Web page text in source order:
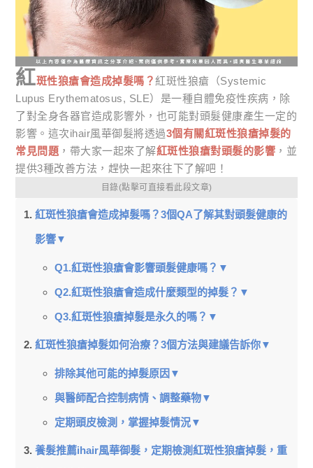
紅斑性狼瘡會造成掉髮嗎？ 紅斑性狼瘡（Systemic
Lupus Erythematosus, SLE）是一種自體免疫性疾病，除
了對全身各器官造成影響外，也可能對頭髮健康產生一定的
影響。這次ihair風華御髮將透過3個有關紅斑性狼瘡掉髮的
常見問題 ，帶大家一起來了解紅斑性狼瘡對頭髮的影響 ，並
提供3種改善方法，趕快一起來往下了解吧！
目錄(點擊可直接看此段文章)
紅斑性狼瘡會造成掉髮嗎？3個QA了解其對頭髮健康的
影響▼
Q1.紅斑性狼瘡會影響頭髮健康嗎？▼
Q2.紅斑性狼瘡會造成什麼類型的掉髮？▼
Q3.紅斑性狼瘡掉髮是永久的嗎？▼
紅斑性狼瘡掉髮如何治療？3個方法與建議告訴你▼
排除其他可能的掉髮原因▼
與醫師配合控制病情、調整藥物▼
定期頭皮檢測，掌握掉髮情況▼
養髮推薦ihair風華御髮，定期檢測紅斑性狼瘡掉髮，重